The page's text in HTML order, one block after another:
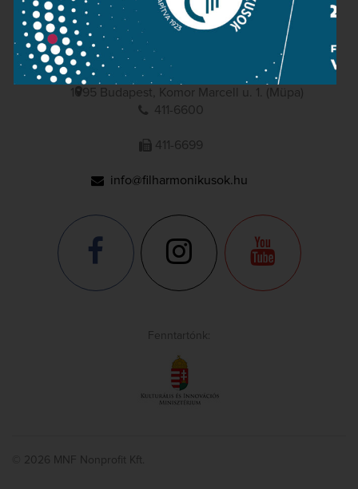
FILHARMONIKUSOK
1095 Budapest, Komor Marcell u. 1. (Müpa)
411-6600
411-6699
info@filharmonikusok.hu
Fenntartónk:
© 2026 MNF Nonprofit Kft.